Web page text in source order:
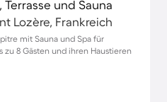
und Sauna
Lozère, Frankreich
mit Sauna und Spa für
8 Gästen und ihren Haustieren